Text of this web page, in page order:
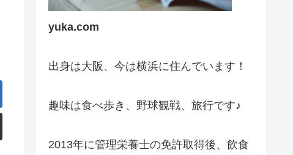
yuka.com
出身は大阪、今は横浜に住んでいます！
趣味は食べ歩き、野球観戦、旅行です♪
2013年に管理栄養士の免許取得後、飲食